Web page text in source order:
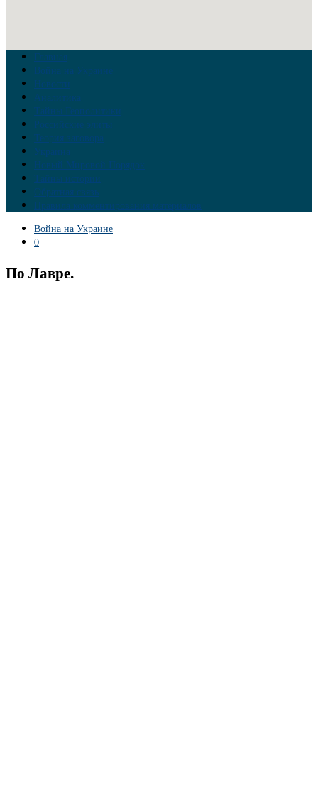
Главная
Война на Украине
Новости
Аналитика
Тайны Геополитики
Российские элиты
Теория заговора
Украина
Новый Мировой Порядок
Тайны истории
Обратная связь
Правила комментирования материалов
Война на Украине
0
По Лавре.